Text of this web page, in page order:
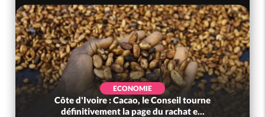
ECONOMIE
Côte d'Ivoire : Cacao, le Conseil tourne
définitivement la page du rachat e...